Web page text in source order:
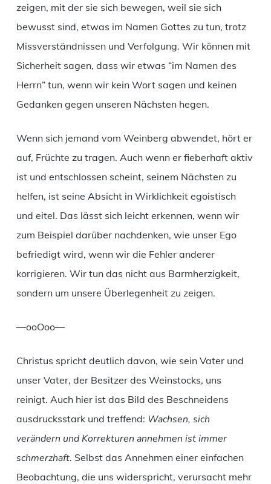
zeigen, mit der sie sich bewegen, weil sie sich
bewusst sind, etwas im Namen Gottes zu tun, trotz
Missverständnissen und Verfolgung. Wir können mit
Sicherheit sagen, dass wir etwas “im Namen des
Herrn” tun, wenn wir kein Wort sagen und keinen
Gedanken gegen unseren Nächsten hegen.
Wenn sich jemand vom Weinberg abwendet, hört er
auf, Früchte zu tragen. Auch wenn er fieberhaft aktiv
ist und entschlossen scheint, seinem Nächsten zu
helfen, ist seine Absicht in Wirklichkeit egoistisch
und eitel. Das lässt sich leicht erkennen, wenn wir
zum Beispiel darüber nachdenken, wie unser Ego
befriedigt wird, wenn wir die Fehler anderer
korrigieren. Wir tun das nicht aus Barmherzigkeit,
sondern um unsere Überlegenheit zu zeigen.
—ooOoo—
Christus spricht deutlich davon, wie sein Vater und
unser Vater, der Besitzer des Weinstocks, uns
reinigt. Auch hier ist das Bild des Beschneidens
ausdrucksstark und treffend: Wachsen, sich
verändern und Korrekturen annehmen ist immer
schmerzhaft. Selbst das Annehmen einer einfachen
Beobachtung, die uns widerspricht, verursacht mehr